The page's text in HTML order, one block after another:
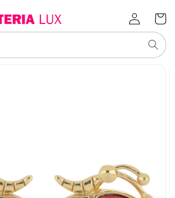
Zaloguj
się
Koszyk